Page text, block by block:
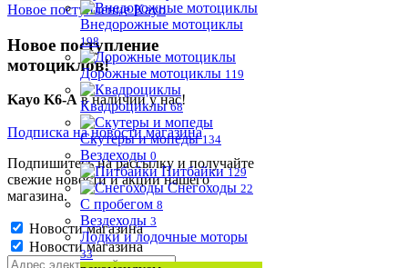
Внедорожные мотоциклы
198
Дорожные мотоциклы 119
Квадроциклы 68
Скутеры и мопеды 134
Вездеходы 0
Питбайки 129
Снегоходы 22
С пробегом 8
Вездеходы 3
Лодки и лодочные моторы
33
Новое поступление Kayo
Новое поступление
мотоциклов!
Kayo K6-Aв наличии у нас!
Подписка на новости магазина
Подпишитесь на рассылку и получайте
свежие новости и акции нашего
магазина.
Новости магазина
Новости магазина